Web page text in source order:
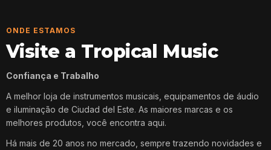
ONDE ESTAMOS
Visite a Tropical Music
Confiança e Trabalho
A melhor loja de instrumentos musicais, equipamentos de áudio
e iluminação de Ciudad del Este. As maiores marcas e os
melhores produtos, você encontra aqui.
Há mais de 20 anos no mercado, sempre trazendo novidades e